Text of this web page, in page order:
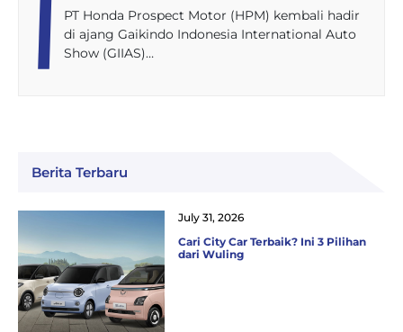
PT Honda Prospect Motor (HPM) kembali hadir
di ajang Gaikindo Indonesia International Auto
Show (GIIAS)…
Berita Terbaru
Cari City Car Terbaik? Ini 3 Pilihan
dari Wuling
July 31, 2026